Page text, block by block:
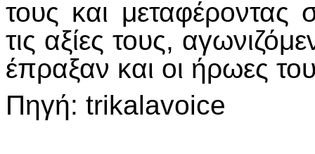
τους και μεταφέροντας
τις αξίες τους,
έπραξαν και οι ήρωες
Πηγή: trikalavoice